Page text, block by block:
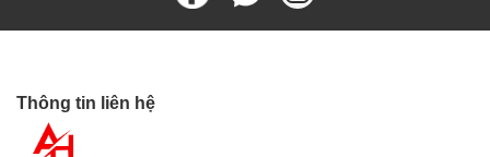
Tự động tắt: Mặc định không hoạt động trong khoảng 15
phút
Thông tin liên hệ